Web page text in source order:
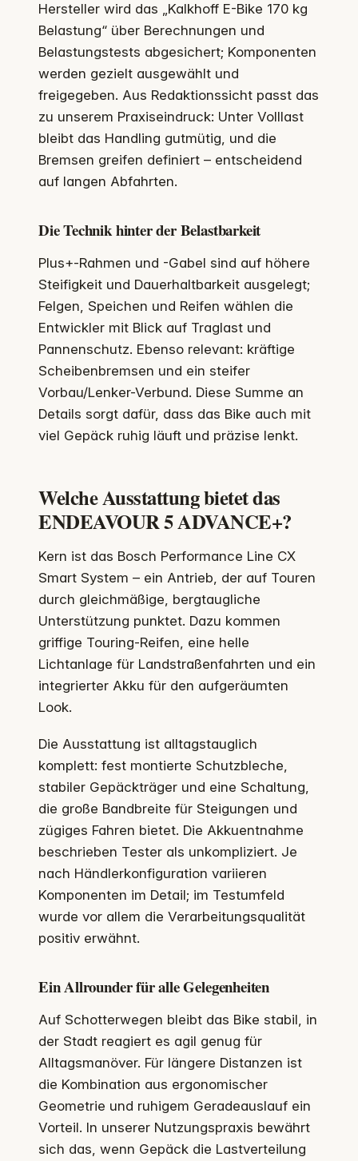
Hersteller wird das „Kalkhoff E-Bike 170 kg
Belastung“ über Berechnungen und
Belastungstests abgesichert; Komponenten
werden gezielt ausgewählt und
freigegeben. Aus Redaktionssicht passt das
zu unserem Praxiseindruck: Unter Volllast
bleibt das Handling gutmütig, und die
Bremsen greifen definiert – entscheidend
auf langen Abfahrten.
Die Technik hinter der Belastbarkeit
Plus+-Rahmen und -Gabel sind auf höhere
Steifigkeit und Dauerhaltbarkeit ausgelegt;
Felgen, Speichen und Reifen wählen die
Entwickler mit Blick auf Traglast und
Pannenschutz. Ebenso relevant: kräftige
Scheibenbremsen und ein steifer
Vorbau/Lenker-Verbund. Diese Summe an
Details sorgt dafür, dass das Bike auch mit
viel Gepäck ruhig läuft und präzise lenkt.
Welche Ausstattung bietet das
ENDEAVOUR 5 ADVANCE+?
Kern ist das Bosch Performance Line CX
Smart System – ein Antrieb, der auf Touren
durch gleichmäßige, bergtaugliche
Unterstützung punktet. Dazu kommen
griffige Touring-Reifen, eine helle
Lichtanlage für Landstraßenfahrten und ein
integrierter Akku für den aufgeräumten
Look.
Die Ausstattung ist alltagstauglich
komplett: fest montierte Schutzbleche,
stabiler Gepäckträger und eine Schaltung,
die große Bandbreite für Steigungen und
zügiges Fahren bietet. Die Akkuentnahme
beschrieben Tester als unkompliziert. Je
nach Händlerkonfiguration variieren
Komponenten im Detail; im Testumfeld
wurde vor allem die Verarbeitungsqualität
positiv erwähnt.
Ein Allrounder für alle Gelegenheiten
Auf Schotterwegen bleibt das Bike stabil, in
der Stadt reagiert es agil genug für
Alltagsmanöver. Für längere Distanzen ist
die Kombination aus ergonomischer
Geometrie und ruhigem Geradeauslauf ein
Vorteil. In unserer Nutzungspraxis bewährt
sich das, wenn Gepäck die Lastverteilung